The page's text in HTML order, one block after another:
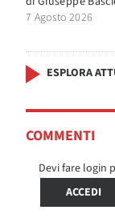
7 Agosto 2026
ESPLORA
COMMENTI
Devi fare login
ACCEDI